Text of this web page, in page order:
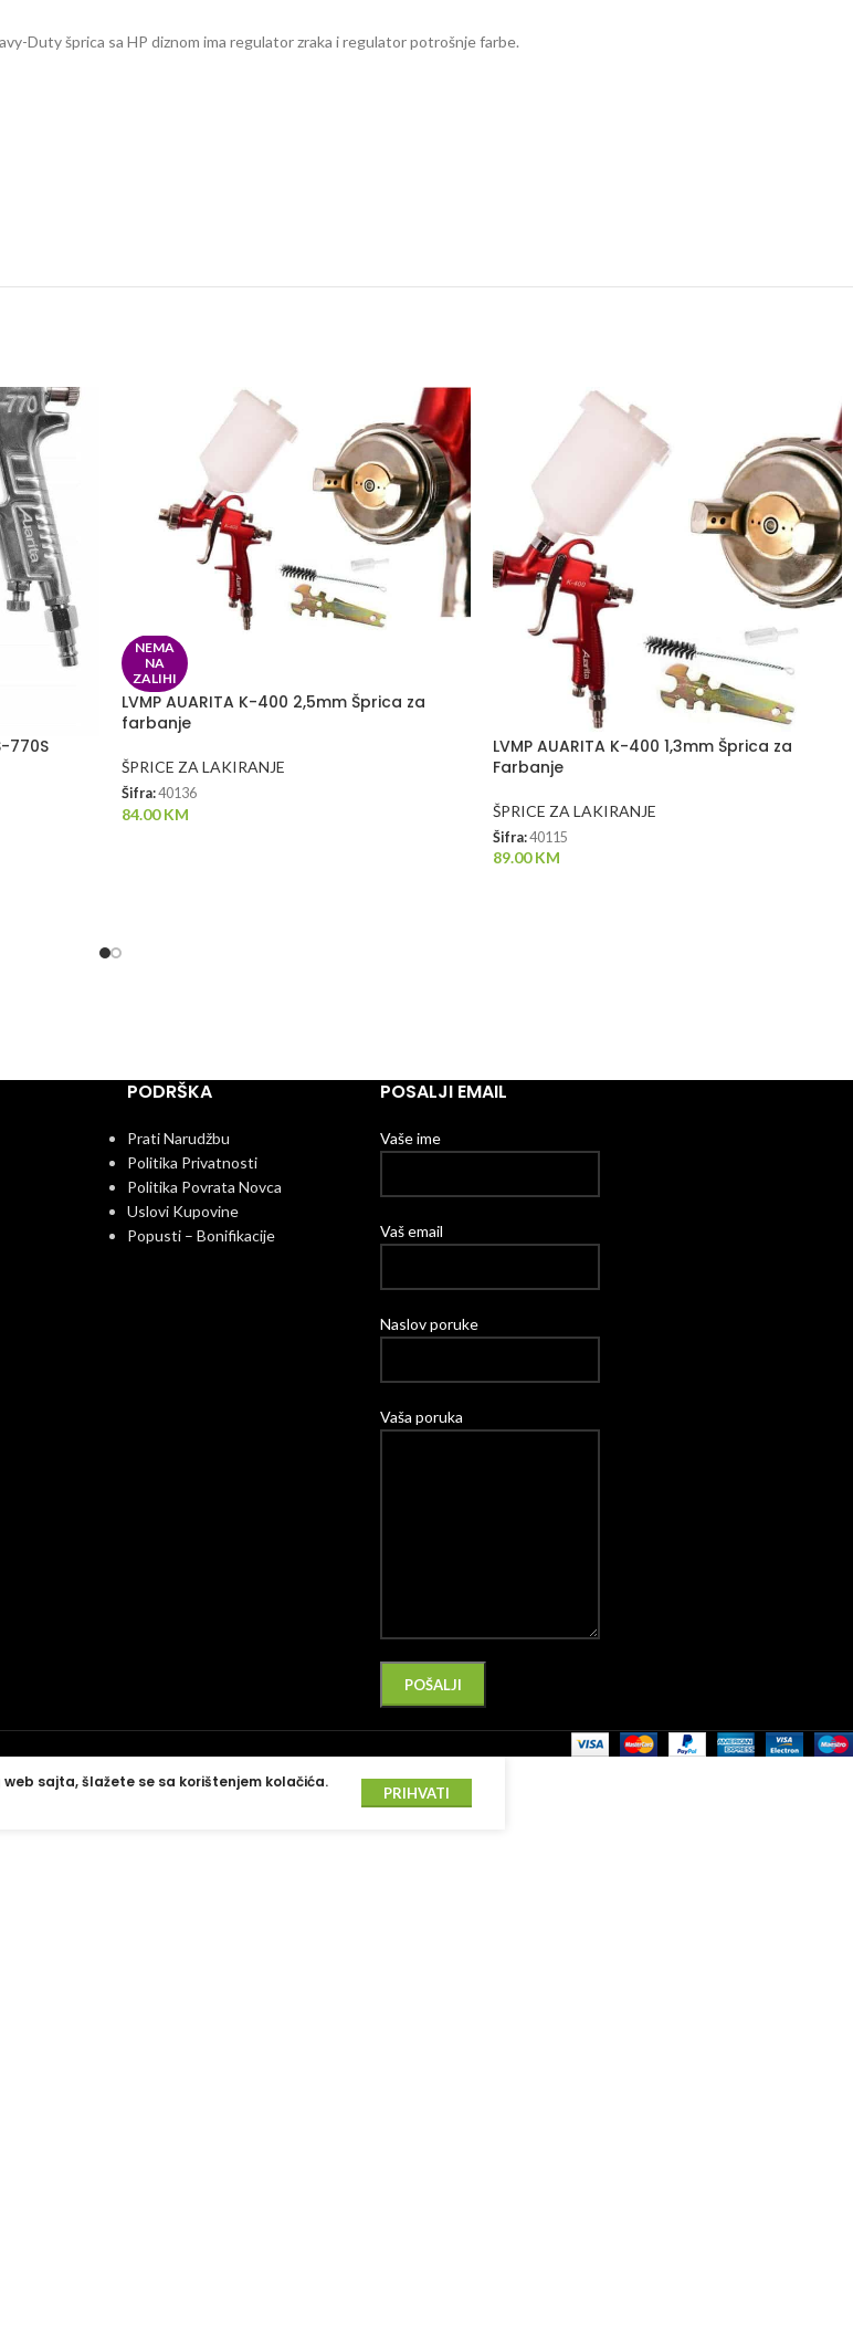
Duty šprica sa HP diznom ima regulator zraka i regulator potrošnje farbe.
770S
NEMA
NA
ZALIHI
LVMP AUARITA K-400 2,5mm Šprica za
farbanje
ŠPRICE ZA LAKIRANJE
Šifra:40136
84.00KM
LVMP AUARITA K-400 1,3mm Šprica za
Farbanje
ŠPRICE ZA LAKIRANJE
Šifra:40115
89.00KM
PODRŠKA
Prati Narudžbu
Politika Privatnosti
Politika Povrata Novca
Uslovi Kupovine
Popusti – Bonifikacije
POSALJI EMAIL
Vaše ime
Vaš email
Naslov poruke
Vaša poruka
sajta, šlažete se sa korištenjem kolačića.
PRIHVATI